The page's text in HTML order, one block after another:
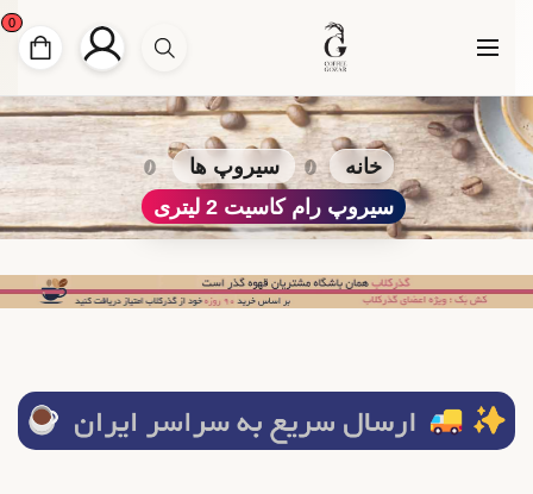
خانه
سیروپ ها
سیروپ رام کاسیت 2 لیتری